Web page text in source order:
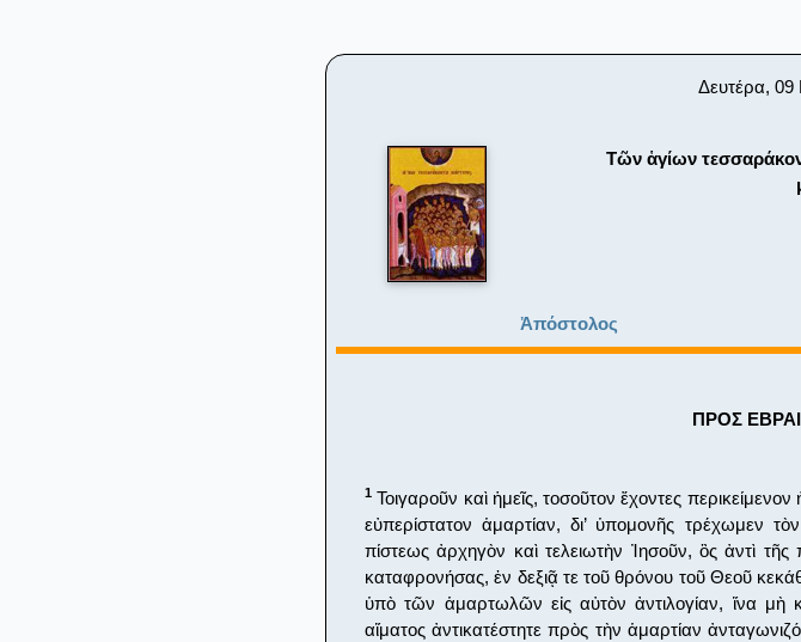
Δευτέρα, 09
Τῶν ἁγίων
Ἀπόστολος
ΠΡΟΣ
1 Τοιγαροῦν καὶ ἡμεῖς, τοσοῦτον ἔχοντες
εὐπερίστατον ἁμαρτίαν, δι’ ὑπομονῆς τρέχωμεν
πίστεως ἀρχηγὸν καὶ τελειωτὴν Ἰησοῦν, ὃς ἀντὶ
καταφρονήσας, ἐν δεξιᾷ τε τοῦ θρόνου τοῦ Θεοῦ
ὑπὸ τῶν ἁμαρτωλῶν εἰς αὐτὸν ἀντιλογίαν, ἵνα μὴ
αἵματος ἀντικατέστητε πρὸς τὴν ἁμαρτίαν